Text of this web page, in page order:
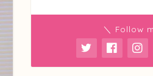
＼ Follow